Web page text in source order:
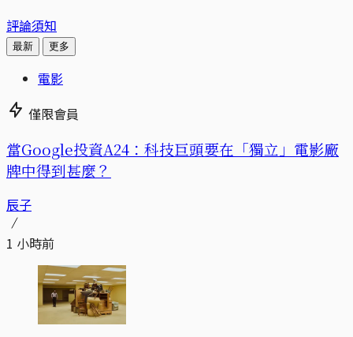
評論須知
最新 更多
電影
僅限會員
當Google投資A24：科技巨頭要在「獨立」電影廠
牌中得到甚麼？
辰子
1 小時前